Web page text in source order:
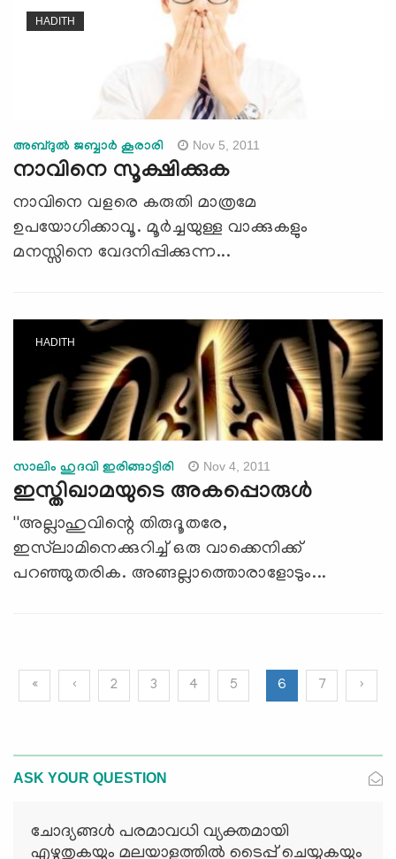
HADITH
അബ്ദുല്‍ ജബ്ബാര്‍ കൂരാരി Nov 5, 2011
നാവിനെ സൂക്ഷിക്കുക
നാവിനെ വളരെ കരുതി മാത്രമേ
ഉപയോഗിക്കാവൂ. മൂര്‍ച്ചയുള്ള വാക്കുകളും
മനസ്സിനെ വേദനിപ്പിക്കുന്ന...
HADITH
സാലിം ഹുദവി ഇരിങ്ങാട്ടിരി Nov 4, 2011
ഇസ്തിഖാമയുടെ അകപ്പൊരുള്‍
''അല്ലാഹുവിന്റെ തിരുദൂതരേ,
ഇസ്‌ലാമിനെക്കുറിച്ച് ഒരു വാക്കെനിക്ക്
പറഞ്ഞുതരിക. അങ്ങല്ലാത്തൊരാളോടും...
« ‹ 2 3 4 5 6 7 ›
ASK YOUR QUESTION
ചോദ്യങ്ങള്‍ പരമാവധി വ്യക്തമായി
എഴുതുകയും മലയാളത്തില്‍ ടൈപ്പ് ചെയ്യുകയും